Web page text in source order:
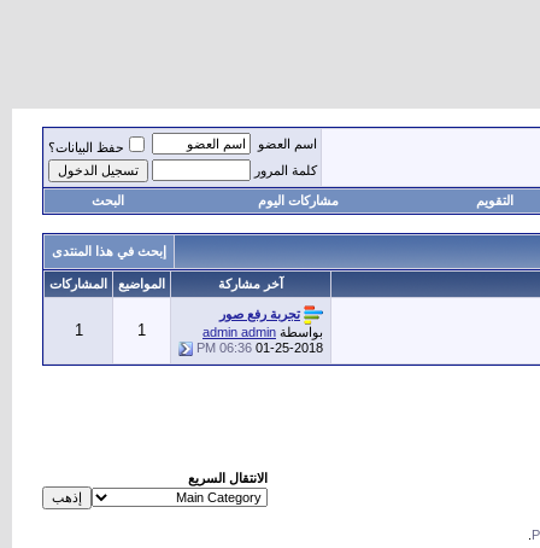
اسم العضو
حفظ البيانات؟
كلمة المرور
التقويم مشاركات اليوم البحث
إبحث في هذا المنتدى
آخر مشاركة المواضيع المشاركات
تجربة رفع صور
بواسطة admin admin
01-25-2018
06:36 PM
1
1
الانتقال السريع